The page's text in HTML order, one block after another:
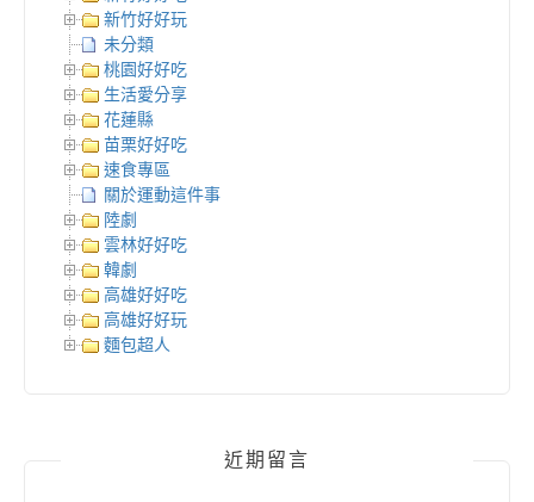
新竹好好玩
未分類
桃園好好吃
生活愛分享
花蓮縣
苗栗好好吃
速食專區
關於運動這件事
陸劇
雲林好好吃
韓劇
高雄好好吃
高雄好好玩
麵包超人
近期留言